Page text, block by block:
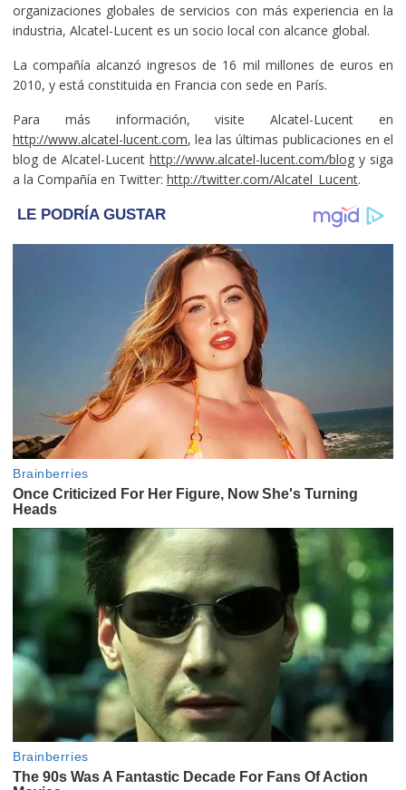
organizaciones globales de servicios con más experiencia en la
industria, Alcatel-Lucent es un socio local con alcance global.
La compañía alcanzó ingresos de 16 mil millones de euros en
2010, y está constituida en Francia con sede en París.
Para más información, visite Alcatel-Lucent en
http://www.alcatel-lucent.com, lea las últimas publicaciones en el
blog de Alcatel-Lucent http://www.alcatel-lucent.com/blog y siga
a la Compañía en Twitter: http://twitter.com/Alcatel_Lucent.